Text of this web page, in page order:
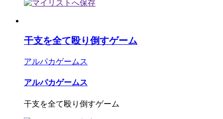
干支を全て殴り倒すゲーム
アルパカゲームス
アルパカゲームス
干支を全て殴り倒すゲーム